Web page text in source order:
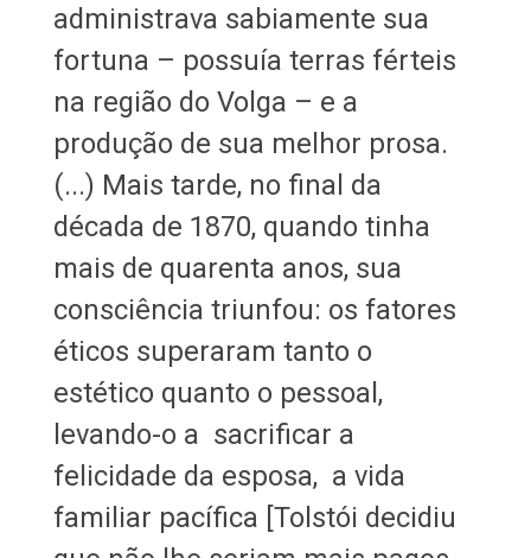
administrava sabiamente sua
fortuna – possuía terras férteis
na região do Volga – e a
produção de sua melhor prosa.
(...) Mais tarde, no final da
década de 1870, quando tinha
mais de quarenta anos, sua
consciência triunfou: os fatores
éticos superaram tanto o
estético quanto o pessoal,
levando-o a sacrificar a
felicidade da esposa, a vida
familiar pacífica [Tolstói decidiu